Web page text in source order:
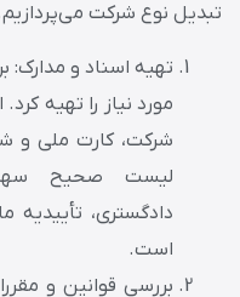
تبدیل نوع شرکت
تهیه اسناد و مدارک:
مورد نیاز را تهیه
شرکت، کارت ملی و
لیست صحیح
دادگستری، تأییدیه
است.
بررسی قوانین و